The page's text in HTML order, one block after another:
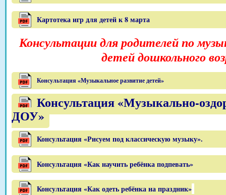
Картотека игр для детей к 8 марта
Консультации для родителей по
детей дошкольного
Консультация «Музыкальное развитие детей»
Консультация «Музыкально-
ДОУ»
Консультация «Рисуем под классическую музыку».
Консультация «Как научить ребёнка подпевать»
Консультация «Как одеть ребёнка на праздник»